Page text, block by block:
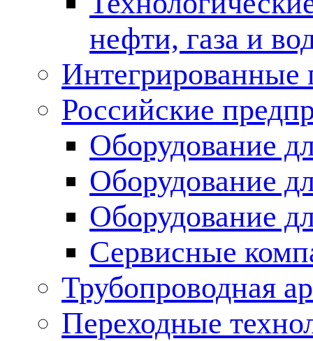
нефти, газа и
Российские
Оборудование
Оборудование
Оборудование
Сервисные
Трубопроводная
Переходные